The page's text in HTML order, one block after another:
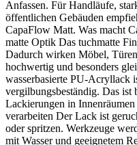
Anfassen. Für Handläufe,
öffentlichen Gebäuden
CapaFlow Matt. Was macht
matte Optik Das tuchmatte
Dadurch wirken Möbel,
hochwertig und besonders
wasserbasierte PU-Acryllack
vergilbungsbeständig. Das ist
Lackierungen in
verarbeiten Der Lack ist
oder spritzen. Werkzeuge
mit Wasser und geeignetem